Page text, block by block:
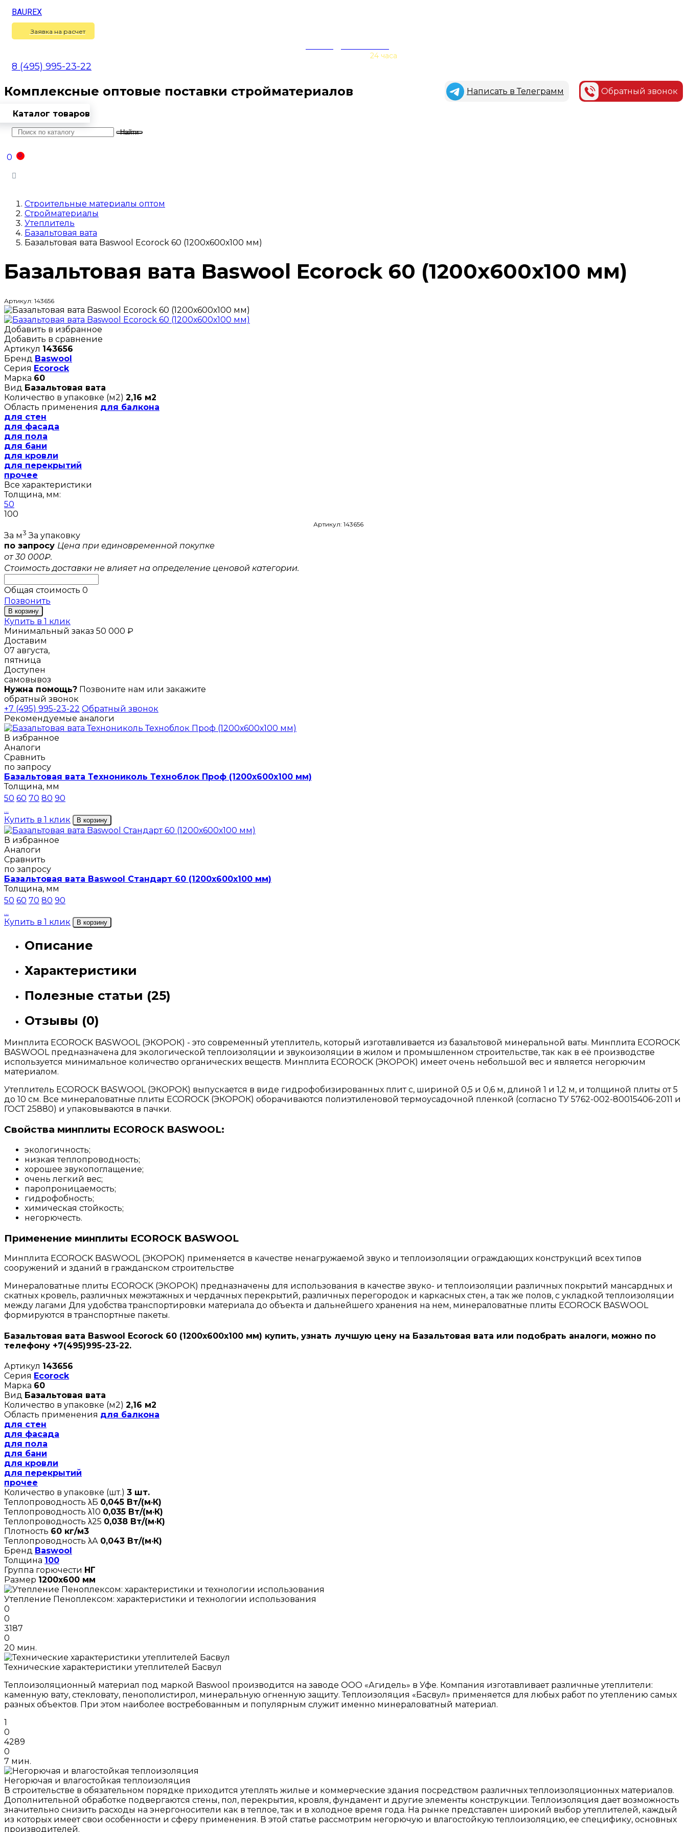
BAUREX
Заявка на расчет
24 часа
8 (495) 995-23-22
Комплексные оптовые поставки стройматериалов Написать в Телеграмм Обратный звонок
Каталог товаров
Найти
0
0
Строительные материалы оптом
Стройматериалы
Утеплитель
Базальтовая вата
Базальтовая вата Baswool Ecorock 60 (1200х600х100 мм)
Базальтовая вата Baswool Ecorock 60 (1200х600х100 мм)
Артикул: 143656
Добавить в избранное
Добавить в сравнение
Артикул 143656
Бренд Baswool
Серия Ecorock
Марка 60
Вид Базальтовая вата
Количество в упаковке (м2) 2,16 м2
Область применения для балкона
для стен
для фасада
для пола
для бани
для кровли
для перекрытий
прочее
Все характеристики
Толщина, мм:
50
100
Артикул: 143656
За м3 За упаковку
по запросу Цена при единовременной покупке
от 30 000₽.
Стоимость доставки не влияет на определение ценовой категории.
Общая стоимость 0
Позвонить
В корзину
Купить в 1 клик
Минимальный заказ 50 000 ₽
Доставим
07 августа,
пятница
Доступен
самовывоз
Нужна помощь? Позвоните нам или закажите
обратный звонок
+7 (495) 995-23-22 Обратный звонок
Рекомендуемые аналоги
В избранное
Аналоги
Сравнить
по запросу
Базальтовая вата Технониколь Техноблок Проф (1200х600х100 мм)
Толщина, мм
50 60 70 80 90
...
Купить в 1 клик
В корзину
В избранное
Аналоги
Сравнить
по запросу
Базальтовая вата Baswool Стандарт 60 (1200х600х100 мм)
Толщина, мм
50 60 70 80 90
...
Купить в 1 клик
В корзину
Описание
Характеристики
Полезные статьи (25)
Отзывы (0)
Минплита ECOROCK BASWOOL (ЭКОРОК) - это современный утеплитель, который изготавливается из базальтовой минеральной ваты. Минплита ECOROCK
BASWOOL предназначена для экологической теплоизоляции и звукоизоляции в жилом и промышленном строительстве, так как в её производстве
используется минимальное количество органических веществ. Минплита ECOROCK (ЭКОРОК) имеет очень небольшой вес и является негорючим
материалом.
Утеплитель ECOROCK BASWOOL (ЭКОРОК) выпускается в виде гидрофобизированных плит с, шириной 0,5 и 0,6 м, длиной 1 и 1,2 м, и толщиной плиты от 5
до 10 см. Все минераловатные плиты ECOROCK (ЭКОРОК) оборачиваются полиэтиленовой термоусадочной пленкой (согласно ТУ 5762-002-80015406-2011 и
ГОСТ 25880) и упаковываются в пачки.
Свойства минплиты ECOROCK BASWOOL:
экологичность;
низкая теплопроводность;
хорошее звукопоглащение;
очень легкий вес;
паропроницаемость;
гидрофобность;
химическая стойкость;
негорючесть.
Применение минплиты ECOROCK BASWOOL
Минплита ECOROCK BASWOOL (ЭКОРОК) применяется в качестве ненагружаемой звуко и теплоизоляции ограждающих конструкций всех типов
сооружений и зданий в гражданском строительстве
Минераловатные плиты ECOROCK (ЭКОРОК) предназначены для использования в качестве звуко- и теплоизоляции различных покрытий мансардных и
скатных кровель, различных межэтажных и чердачных перекрытий, различных перегородок и каркасных стен, а так же полов, с укладкой теплоизоляции
между лагами Для удобства транспортировки материала до объекта и дальнейшего хранения на нем, минераловатные плиты ECOROCK BASWOOL
формируются в транспортные пакеты.
Базальтовая вата Baswool Ecorock 60 (1200х600х100 мм) купить, узнать лучшую цену на Базальтовая вата или подобрать аналоги, можно по
телефону +7(495)995-23-22.
Артикул 143656
Серия Ecorock
Марка 60
Вид Базальтовая вата
Количество в упаковке (м2) 2,16 м2
Область применения для балкона
для стен
для фасада
для пола
для бани
для кровли
для перекрытий
прочее
Количество в упаковке (шт.) 3 шт.
Теплопроводность λБ 0,045 Вт/(м·К)
Теплопроводность λ10 0,035 Вт/(м·К)
Теплопроводность λ25 0,038 Вт/(м·К)
Плотность 60 кг/м3
Теплопроводность λА 0,043 Вт/(м·К)
Бренд Baswool
Толщина 100
Группа горючести НГ
Размер 1200х600 мм
Утепление Пеноплексом: характеристики и технологии использования
0
0
3187
0
20 мин.
Технические характеристики утеплителей Басвул
Теплоизоляционный материал под маркой Baswool производится на заводе ООО «Агидель» в Уфе. Компания изготавливает различные утеплители:
каменную вату, стекловату, пенополистирол, минеральную огненную защиту. Теплоизоляция «Басвул» применяется для любых работ по утеплению самых
разных объектов. При этом наиболее востребованным и популярным служит именно минераловатный материал.
1
0
4289
0
7 мин.
Негорючая и влагостойкая теплоизоляция
В строительстве в обязательном порядке приходится утеплять жилые и коммерческие здания посредством различных теплоизоляционных материалов.
Дополнительной обработке подвергаются стены, пол, перекрытия, кровля, фундамент и другие элементы конструкции. Теплоизоляция дает возможность
значительно снизить расходы на энергоносители как в теплое, так и в холодное время года. На рынке представлен широкий выбор утеплителей, каждый
из которых имеет свои особенности и сферу применения. В этой статье рассмотрим негорючую и влагостойкую теплоизоляцию, ее специфику, основных
производителей.